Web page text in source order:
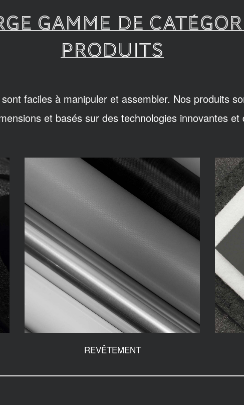
GAMME DE
PRODUITS
faciles à manipuler et assembler. Nos produits
et basés sur des technologies innovantes et
REVÊTEMENT